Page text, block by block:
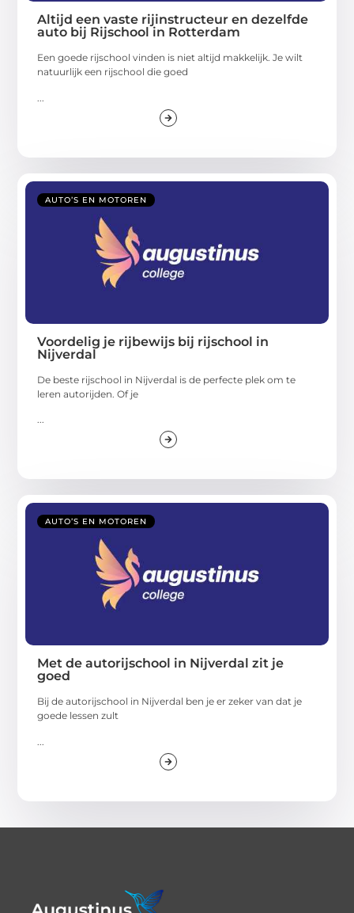
Altijd een vaste rijinstructeur en dezelfde
auto bij Rijschool in Rotterdam
Een goede rijschool vinden is niet altijd makkelijk. Je wilt
natuurlijk een rijschool die goed
AUTO’S EN MOTOREN
Voordelig je rijbewijs bij rijschool in
Nijverdal
De beste rijschool in Nijverdal is de perfecte plek om te
leren autorijden. Of je
...
AUTO’S EN MOTOREN
Met de autorijschool in Nijverdal zit je
goed
Bij de autorijschool in Nijverdal ben je er zeker van dat je
goede lessen zult